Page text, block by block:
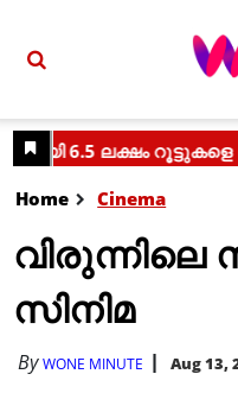
Home Cinema
വിരുന്നിലെ
സിനിമ
ByWONE MINUTE Aug 13,